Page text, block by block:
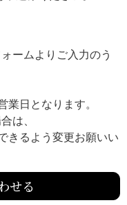
ームよりご入力のう
日となります。
は、
るよう変更お願いい
せる